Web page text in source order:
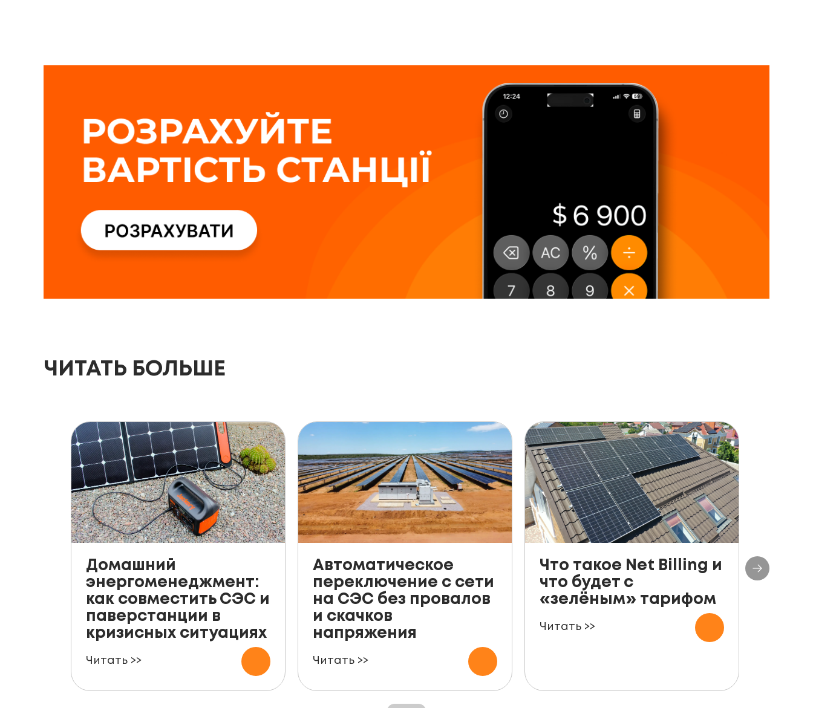
ЧИТАТЬ БОЛЬШЕ
Домашний
энергоменеджмент:
как совместить СЭС и
паверстанции в
кризисных ситуациях
Читать >>
Автоматическое
переключение с сети
на СЭС без провалов
и скачков
напряжения
Читать >>
Что такое Net Billing и
что будет с
«зелёным» тарифом
Читать >>